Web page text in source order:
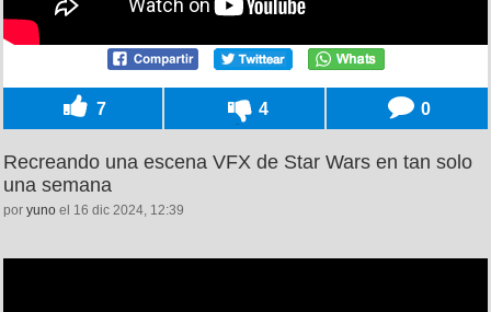
7 4 0
Recreando una escena VFX de Star Wars en tan solo
una semana
por yuno el 16 dic 2024, 12:39